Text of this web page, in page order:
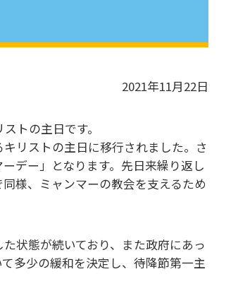
2021年11月22日
トの主日です。
リストの主日に移行されました。さ
デー」となります。先日来繰り返し
様、ミャンマーの教会を支えるため
状態が続いており、また政府にあっ
多少の緩和を決定し、待降節第一主